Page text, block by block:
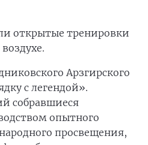
открытые тренировки
Арзгирского
с легендой».
собравшиеся
опытного
просвещения,